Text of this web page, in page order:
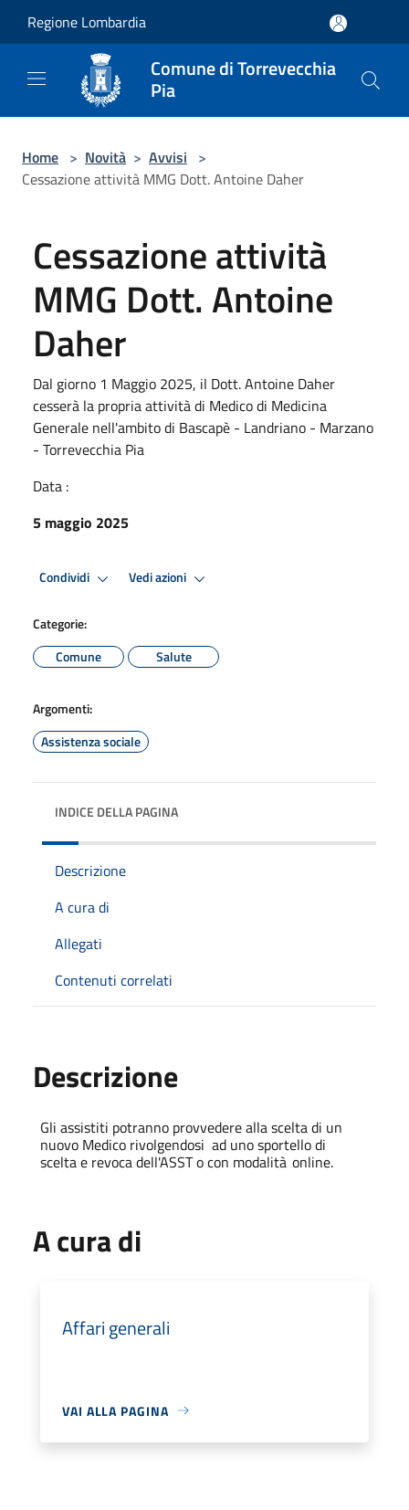
Regione Lombardia
Comune di Torrevecchia
Pia
Home > Novità > Avvisi >
Cessazione attività MMG Dott. Antoine Daher
Cessazione attività
MMG Dott. Antoine
Daher
Dal giorno 1 Maggio 2025, il Dott. Antoine Daher
cesserà la propria attività di Medico di Medicina
Generale nell'ambito di Bascapè - Landriano - Marzano
- Torrevecchia Pia
Data :
5 maggio 2025
Condividi Vedi azioni
Categorie:
Comune
Salute
Argomenti:
Assistenza sociale
INDICE DELLA PAGINA
Descrizione
A cura di
Allegati
Contenuti correlati
Descrizione
Gli assistiti potranno provvedere alla scelta di un
nuovo Medico rivolgendosi ad uno sportello di
scelta e revoca dell'ASST o con modalità online.
A cura di
Affari generali
VAI ALLA PAGINA